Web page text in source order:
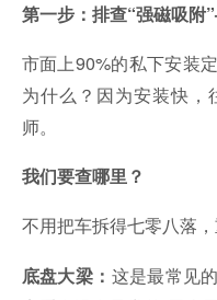
第一步：排查“强磁吸
市面上90%的私下安装
为什么？因为安装快
师。
我们要查哪里？
不用把车拆得七零八落，
底盘大梁： 这是最常见